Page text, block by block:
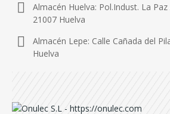
Almacén Huelva: Pol.Indust. La Paz
21007 Huelva
Almacén Lepe: Calle Cañada del
Huelva